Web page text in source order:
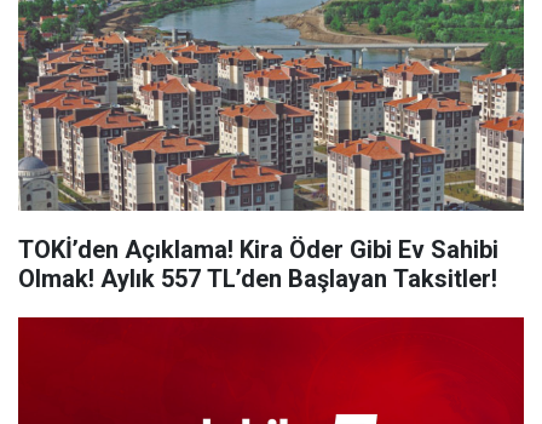
TOKİ’den Açıklama! Kira Öder Gibi Ev Sahibi
Olmak! Aylık 557 TL’den Başlayan Taksitler!